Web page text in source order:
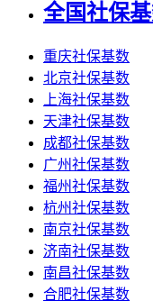
全国社保
重庆社保基数
北京社保基数
上海社保基数
天津社保基数
成都社保基数
广州社保基数
福州社保基数
杭州社保基数
南京社保基数
济南社保基数
南昌社保基数
合肥社保基数